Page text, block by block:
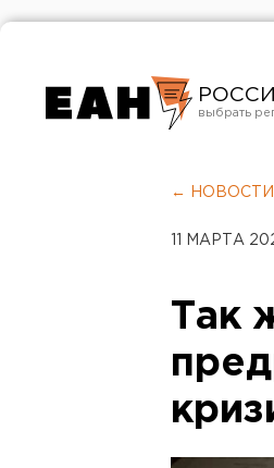
← НОВОСТИ
11 МАРТА
Так